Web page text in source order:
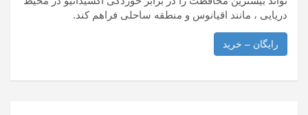
دریایی ، مانند اقیانوس و منطقه ساحلی فراهم کند.
رایگان – خرید